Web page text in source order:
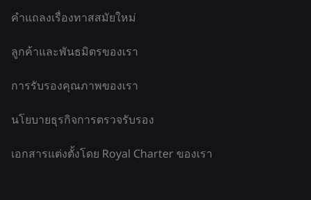
คำแถลงเรื่องทาสสมัยใหม่
ลูกค้าและพันธมิตรของเรา
การรับรองคุณภาพของเรา
นโยบายธุรกิจการตรวจรับรอง
เอกสารแต่งตั้งโดย Royal Charter ของเรา